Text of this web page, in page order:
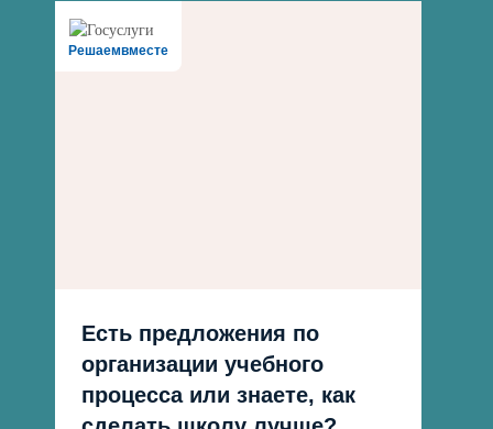
Решаемвместе
Есть предложения по
организации учебного
процесса или знаете, как